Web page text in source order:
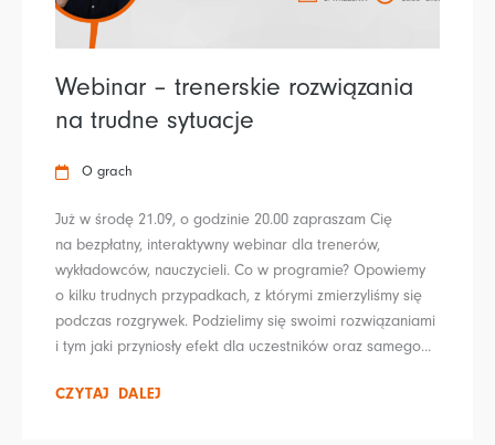
Webinar – trenerskie rozwiązania
na trudne sytuacje
O grach
Już w środę 21.09, o godzinie 20.00 zapraszam Cię
na bezpłatny, interaktywny webinar dla trenerów,
wykładowców, nauczycieli. Co w programie? Opowiemy
o kilku trudnych przypadkach, z którymi zmierzyliśmy się
podczas rozgrywek. Podzielimy się swoimi rozwiązaniami
i tym jaki przyniosły efekt dla uczestników oraz samego...
CZYTAJ DALEJ